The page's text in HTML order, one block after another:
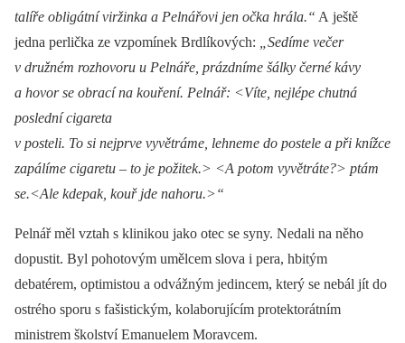
talíře obligátní viržinka a Pelnářovi jen očka hrála.“ A ještě
jedna perlička ze vzpomínek Brdlíkových:
„Sedíme večer
v družném rozhovoru u Pelnáře, prázdníme šálky černé kávy
a hovor se obrací na kouření. Pelnář: <Víte, nejlépe chutná
poslední cigareta
v posteli. To si nejprve vyvětráme, lehneme do postele a při knížce
zapálíme cigaretu –⁠ to je požitek.> <A potom vyvětráte?> ptám
se.<Ale kdepak, kouř jde nahoru.>“
Pelnář měl vztah s klinikou jako otec se syny. Nedali na něho
dopustit. Byl pohotovým umělcem slova i pera, hbitým
debatérem, optimistou a odvážným jedincem, který se nebál jít do
ostrého sporu s fašistickým, kolaborujícím protektorátním
ministrem školství Emanuelem Moravcem.